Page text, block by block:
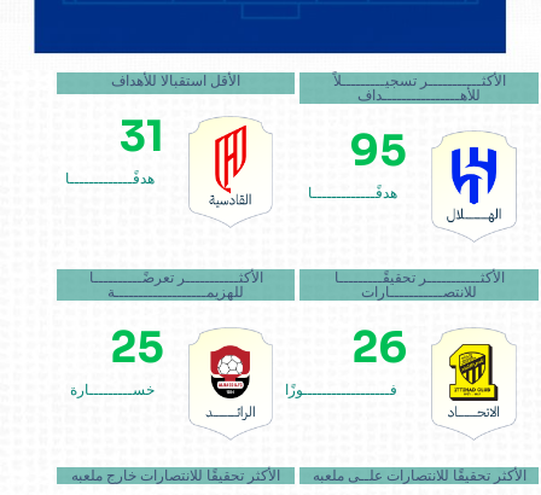
الأكثـــــــــــر تسجيـــــــــلاً
للأهــــــــــــــــداف
95
هدفًـــــــــــــا
الأقل استقبالا للأهداف
31
هدفًـــــــــــــا
الأكثـــــــــــر تحقيقًـــــــــا
للانتصـــــــــــارات
26
فــــــــــــــــــوزًا
الأكثـــــــــــر تعرضًــــــــــا
للهزيمـــــــــــــــــــة
25
خســـــــــارة
الأكثر تحقيقًا للانتصارات علــى ملعبه الأكثر تحقيقًا للانتصارات خارج ملعبه